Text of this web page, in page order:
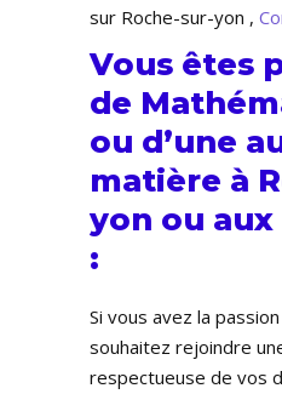
sur Roche-sur-yon ,
Vous êtes
de
ou d’une
matière à
yon ou
:
Si vous avez la
souhaitez rejoindre
respectueuse de vos